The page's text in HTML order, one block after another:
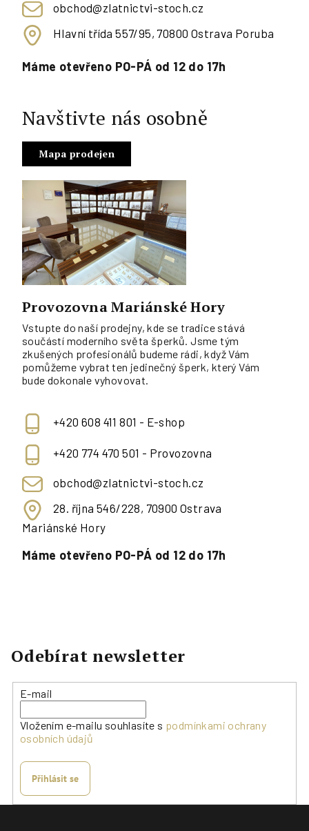
obchod@zlatnictvi-stoch.cz
Hlavní třída 557/95, 70800 Ostrava Poruba
Máme otevřeno PO-PÁ od 12 do 17h
Navštivte nás osobně
Mapa prodejen
Provozovna Mariánské Hory
Vstupte do naší prodejny, kde se tradice stává
součástí moderního světa šperků. Jsme tým
zkušených profesionálů budeme rádi, když Vám
pomůžeme vybrat ten jedinečný šperk, který Vám
bude dokonale vyhovovat.
+420 608 411 801 - E-shop
+420 774 470 501 - Provozovna
obchod@zlatnictvi-stoch.cz
28. října 546/228, 70900 Ostrava
Mariánské Hory
Máme otevřeno PO-PÁ od 12 do 17h
Odebírat newsletter
E-mail
Vložením e-mailu souhlasíte s podmínkami ochrany
osobních údajů
Přihlásit se